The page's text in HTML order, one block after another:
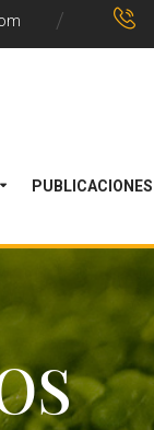
PUBLICACIONES